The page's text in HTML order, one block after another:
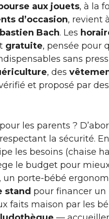
aux jouets, à la
d’occasion, revient
Bach. Les
gratuite, pensée pour
sans
, des
et proposé par
les parents ?
la sécurité.
les besoins (chaise
le budget pour
porte-bébé
stand pour financer un
faits maison par les